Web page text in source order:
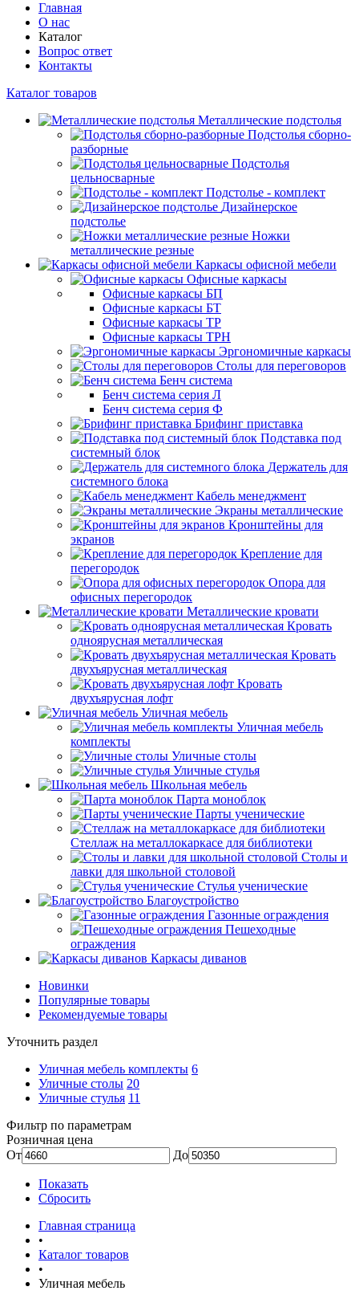
Главная
О нас
Каталог
Вопрос ответ
Контакты
Каталог товаров
Металлические подстолья
Подстолья сборно-
разборные
Подстолья
цельносварные
Подстолье - комплект
Дизайнерское
подстолье
Ножки
металлические резные
Каркасы офисной мебели
Офисные каркасы
Офисные каркасы БП
Офисные каркасы БТ
Офисные каркасы ТР
Офисные каркасы ТРН
Эргономичные каркасы
Столы для переговоров
Бенч система
Бенч система серия Л
Бенч система серия Ф
Брифинг приставка
Подставка под
системный блок
Держатель для
системного блока
Кабель менеджмент
Экраны металлические
Кронштейны для
экранов
Крепление для
перегородок
Опора для
офисных перегородок
Металлические кровати
Кровать
одноярусная металлическая
Кровать
двухъярусная металлическая
Кровать
двухъярусная лофт
Уличная мебель
Уличная мебель
комплекты
Уличные столы
Уличные стулья
Школьная мебель
Парта моноблок
Парты ученические
Стеллаж на металлокаркасе для библиотеки
Столы и
лавки для школьной столовой
Стулья ученические
Благоустройство
Газонные ограждения
Пешеходные
ограждения
Каркасы диванов
Новинки
Популярные товары
Рекомендуемые товары
Уточнить раздел
Уличная мебель комплекты 6
Уличные столы 20
Уличные стулья 11
Фильтр по параметрам
Розничная цена
От
До
Показать
Сбросить
Главная страница
•
Каталог товаров
•
Уличная мебель